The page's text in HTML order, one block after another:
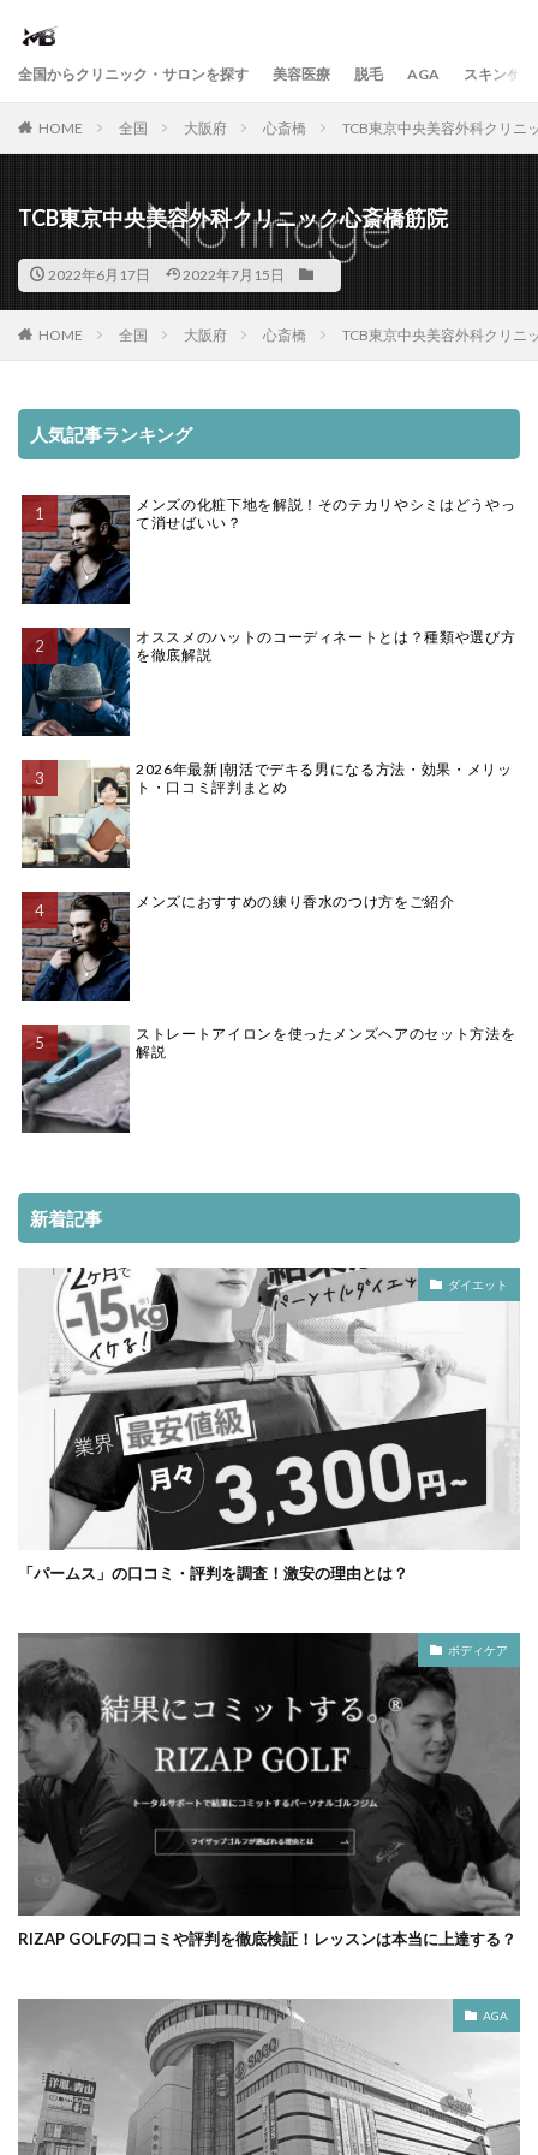
全国からクリニック・サロンを探す 美容医療 脱毛 AGA スキンケア
HOME 全国 大阪府 心斎橋 TCB東京中央美容外科クリニ
TCB東京中央美容外科クリニック心斎橋筋院
2022年6月17日 2022年7月15日
HOME 全国 大阪府 心斎橋 TCB東京中央美容外科クリニ
人気記事ランキング
メンズの化粧下地を解説！そのテカリやシミはどうやっ
て消せばいい？
オススメのハットのコーディネートとは？種類や選び方
を徹底解説
2026年最新|朝活でデキる男になる方法・効果・メリッ
ト・口コミ評判まとめ
メンズにおすすめの練り香水のつけ方をご紹介
ストレートアイロンを使ったメンズヘアのセット方法を
解説
新着記事
ダイエット
「パームス」の口コミ・評判を調査！激安の理由とは？
ボディケア
RIZAP GOLFの口コミや評判を徹底検証！レッスンは本当に上達する？
AGA